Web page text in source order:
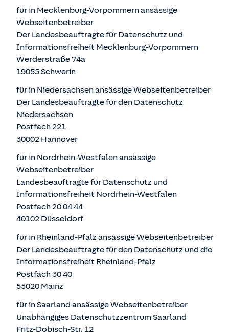
für in Mecklenburg-Vorpommern ansässige
Webseitenbetreiber
Der Landesbeauftragte für Datenschutz und
Informationsfreiheit Mecklenburg-Vorpommern
Werderstraße 74a
19055 Schwerin
für in Niedersachsen ansässige Webseitenbetreiber
Der Landesbeauftragte für den Datenschutz
Niedersachsen
Postfach 221
30002 Hannover
für in Nordrhein-Westfalen ansässige
Webseitenbetreiber
Landesbeauftragte für Datenschutz und
Informationsfreiheit Nordrhein-Westfalen
Postfach 20 04 44
40102 Düsseldorf
für in Rheinland-Pfalz ansässige Webseitenbetreiber
Der Landesbeauftragte für den Datenschutz und die
Informationsfreiheit Rheinland-Pfalz
Postfach 30 40
55020 Mainz
für in Saarland ansässige Webseitenbetreiber
Unabhängiges Datenschutzzentrum Saarland
Fritz-Dobisch-Str. 12